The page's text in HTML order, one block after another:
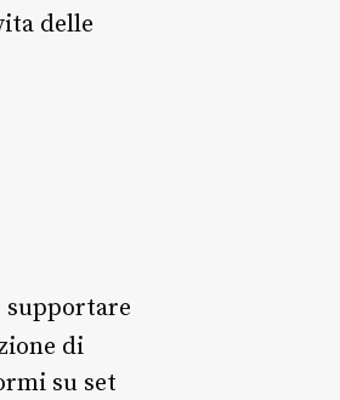
delle
supportare
di
su set